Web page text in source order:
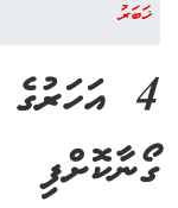
ޚަބަރު
4
ގޯނާކޮށްފި